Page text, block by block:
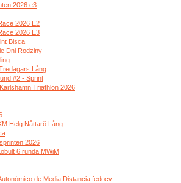
2026 e3
2026 E2
2026 E3
Bisca
Dni Rodziny
Lång
#2 - Sprint
Triathlon 2026
Helg Nåttarö Lång
2026
6 runda MWiM
de Media Distancia fedocv